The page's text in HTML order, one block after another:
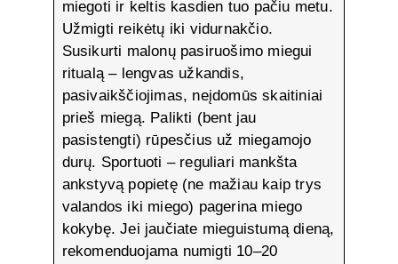
miegoti ir keltis kasdien tuo pačiu metu.
Užmigti reikėtų iki vidurnakčio.
Susikurti malonų pasiruošimo miegui
ritualą – lengvas užkandis,
pasivaikščiojimas, neįdomūs skaitiniai
prieš miegą. Palikti (bent jau
pasistengti) rūpesčius už miegamojo
durų. Sportuoti – reguliari mankšta
ankstyvą popietę (ne mažiau kaip trys
valandos iki miego) pagerina miego
kokybę. Jei jaučiate mieguistumą dieną,
rekomenduojama numigti 10–20